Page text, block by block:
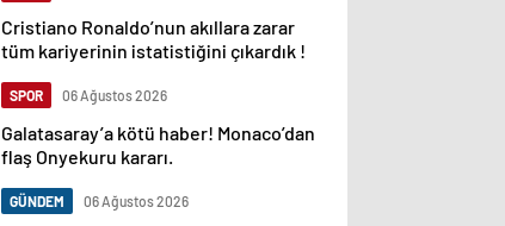
Cristiano Ronaldo’nun akıllara zarar
tüm kariyerinin istatistiğini çıkardık !
SPOR 06 Ağustos 2026
Galatasaray’a kötü haber! Monaco’dan
flaş Onyekuru kararı.
GÜNDEM 06 Ağustos 2026